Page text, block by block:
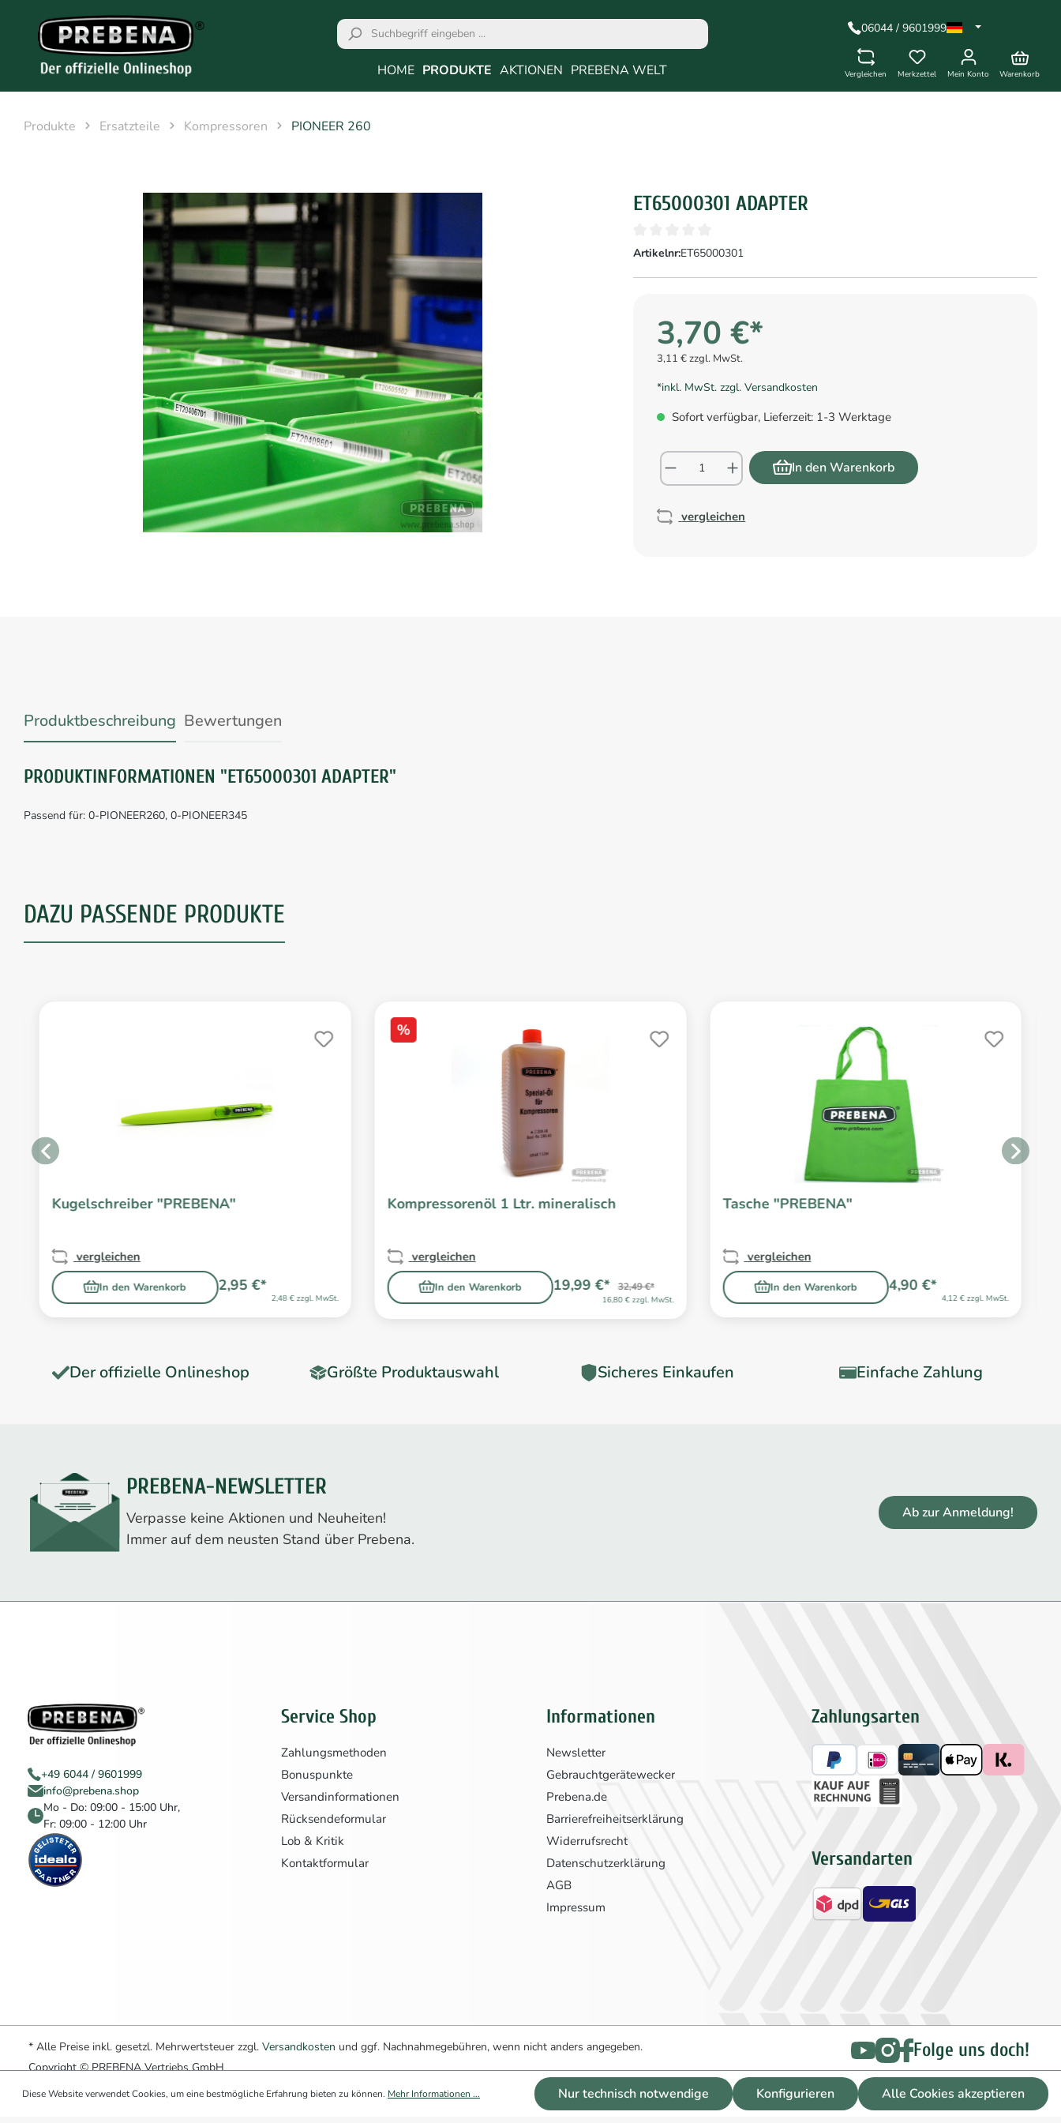
HOME PRODUKTE AKTIONEN PREBENA WELT
06044 / 9601999
Vergleichen Merkzettel Mein Konto Warenkorb
Produkte Ersatzteile Kompressoren PIONEER 260
ET65000301 ADAPTER
Artikelnr:ET65000301
3,70 €*
3,11 € zzgl. MwSt.
*inkl. MwSt. zzgl. Versandkosten
Sofort verfügbar, Lieferzeit: 1-3 Werktage
In den Warenkorb
vergleichen
Produktbeschreibung Bewertungen
PRODUKTINFORMATIONEN "ET65000301 ADAPTER"
Passend für: 0-PIONEER260, 0-PIONEER345
DAZU PASSENDE PRODUKTE
Kugelschreiber "PREBENA"
In den Warenkorb
vergleichen
2,48 € zzgl. MwSt.
2,95 €*
%
Kompressorenöl 1 Ltr. mineralisch
In den Warenkorb
vergleichen
16,80 € zzgl. MwSt.
19,99 €* 32,49 €*
Tasche "PREBENA"
In den Warenkorb
vergleichen
4,12 € zzgl. MwSt.
4,90 €*
Der offizielle Onlineshop Größte Produktauswahl Sicheres Einkaufen Einfache Zahlung
PREBENA-NEWSLETTER
Verpasse keine Aktionen und Neuheiten!
Immer auf dem neusten Stand über Prebena.
Ab zur Anmeldung!
+49 6044 / 9601999
info@prebena.shop
Mo - Do: 09:00 - 15:00 Uhr,
Fr: 09:00 - 12:00 Uhr
Service Shop
Zahlungsmethoden
Bonuspunkte
Versandinformationen
Rücksendeformular
Lob & Kritik
Kontaktformular
Informationen
Newsletter
Gebrauchtgerätewecker
Prebena.de
Barrierefreiheitserklärung
Widerrufsrecht
Datenschutzerklärung
AGB
Impressum
Zahlungsarten
Versandarten
* Alle Preise inkl. gesetzl. Mehrwertsteuer zzgl. Versandkosten und ggf. Nachnahmegebühren, wenn nicht anders angegeben.
Copyright © PREBENA Vertriebs GmbH
Folge uns doch!
Diese Website verwendet Cookies, um eine bestmögliche Erfahrung bieten zu können. Mehr Informationen ... Nur technisch notwendige Konfigurieren Alle Cookies akzeptieren